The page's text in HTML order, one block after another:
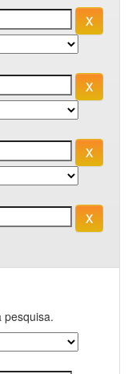
pesquisa.